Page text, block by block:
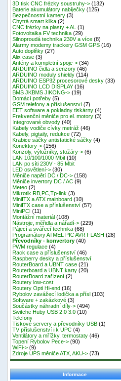
3D tisk CNC frézky soustruhy-> (132)
Baterie akumulátory nabíječky (125)
Bezpečnostní kamery (3)
Chytrá smart klika (2)
CNC frézky na plasty + AL
(1)
Fotovoltaika FV technika (29)
Silnoproudá technika 230V a více (8)
Alarmy modemy trackery GSM GPS (16)
Auto doplňky (27)
Alix case (3)
Antény a kompletní spoje-> (34)
ARDUINO čidla a senzory (46)
ARDUINO moduly shieldy (114)
ARDUINO ESP32 procesorové desky (33)
ARDUINO LCD DISPLAY (16)
BMS JKBMS JIKONG-> (19)
Domácí potřeby (5)
GSM telefony a příslušenství (7)
EET software a pokladny tiskárny (4)
Frekvenční měniče pro el. motory (3)
Integrované obvody (40)
Kabely vodiče cívky metráž (46)
Kabely, pigtaily, redukce (72)
Krabice sáčky antistatické sáčky (4)
Konektory-> (156)
Konzoly, výložníky, stožáry-> (6)
LAN 10/100/1000 Mbit (10)
LAN po síti 230V - 85 Mbit
LED osvětlení-> (30)
Měniče napětí DC / DC-> (158)
Měniče invertory DC / AC (9)
Meteo (2)
Mikrotik RB,PC,Tp-link (3)
MiniITX a ATX mainboard (10)
MiniITX case a příslušenství (57)
MiniPCI (11)
Montážní materiál (108)
Nástroje, měřidla a nářadí-> (229)
Pájecí a svářecí technika (68)
Programátory ATMEL PIC AVR FLASH (28)
Převodníky - konvertory (40)
PWM regulace (4)
Rack case a příslušenství (46)
Raspberry desky a příslušenství
RouterBoard a UBNT case (21)
Routerboard a UBNT karty (20)
RouterBoard zařízení (2)
Routery low-cost
Routery Opti Hi-end (16)
Rybolov zavážecí lodička a přísl (103)
Software + zakázkové (3)
Součástky náhradní díly-> (494)
Switche Huby USB 2.0 3.0 (10)
Telefony
Tiskové servery a převodníky USB (1)
TV příslušenství i k UPC (4)
Ventilátory a mřížky, termostaty (46)
Topení Rybolov Pece-> (90)
WiFi-> (9)
Zdroje UPS měniče ATX, AKU-> (73)
Informace